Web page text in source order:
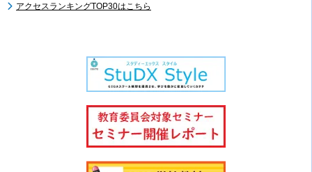
アクセスランキングTOP30はこちら